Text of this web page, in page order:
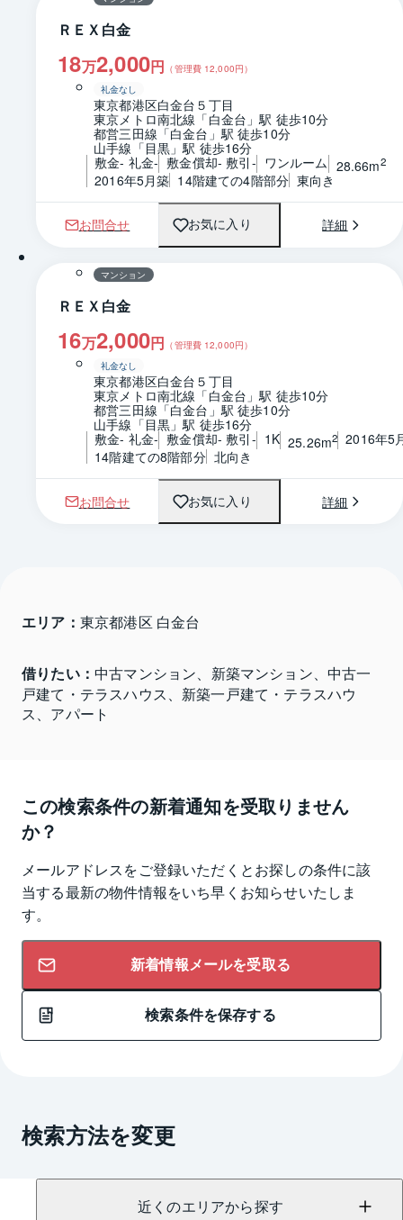
ＲＥＸ白金
18万2,000円 （管理費 12,000円）
礼金なし
東京都港区白金台５丁目
東京メトロ南北線「白金台」駅 徒歩10分
都営三田線「白金台」駅 徒歩10分
山手線「目黒」駅 徒歩16分
敷金- 礼金- 敷金償却- 敷引- ワンルーム 28.66m2
2016年5月築 14階建ての4階部分 東向き
お問合せ お気に入り 詳細
1 / 0 間取り
マンション
ＲＥＸ白金
16万2,000円 （管理費 12,000円）
礼金なし
東京都港区白金台５丁目
東京メトロ南北線「白金台」駅 徒歩10分
都営三田線「白金台」駅 徒歩10分
山手線「目黒」駅 徒歩16分
敷金- 礼金- 敷金償却- 敷引- 1K 25.26m2 2016年5
14階建ての8階部分 北向き
お問合せ お気に入り 詳細
エリア： 東京都港区 白金台
借りたい： 中古マンション、新築マンション、中古一
戸建て・テラスハウス、新築一戸建て・テラスハウ
ス、アパート
この検索条件の新着通知を受取りません
か？
メールアドレスをご登録いただくとお探しの条件に該
当する最新の物件情報をいち早くお知らせいたしま
す。
新着情報メールを受取る
検索条件を保存する
検索方法を変更
近くのエリアから探す